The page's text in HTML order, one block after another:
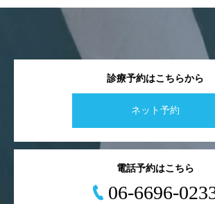
診療予約はこちらから
ネット予約
電話予約はこちら
06-6696-